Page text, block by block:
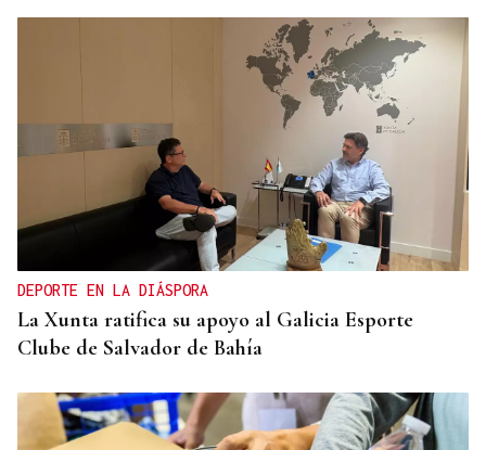
DEPORTE EN LA DIÁSPORA
La Xunta ratifica su apoyo al Galicia Esporte
Clube de Salvador de Bahía